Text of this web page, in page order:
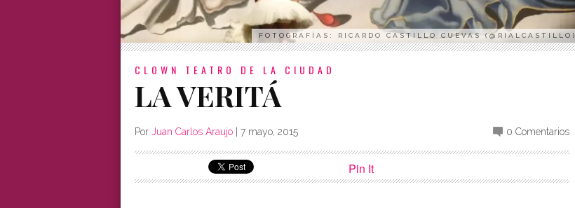
FOTOGRAFÍAS: RICARDO CASTILLO CUEVAS (@RIALCASTILLO)
CLOWN TEATRO DE LA CIUDAD
LA VERITÁ
Por Juan Carlos Araujo 7 mayo, 2015 0 Comentarios
Pin It